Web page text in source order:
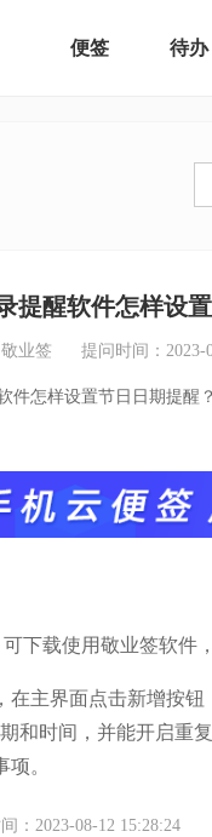
便签 待办
提醒软件怎样设
业签 提问时间：2023-
件怎样设置节日日期提醒？
下载使用敬业签软件
在主界面点击新增按
和时间，并能开启重
。
：2023-08-12 15:28:24